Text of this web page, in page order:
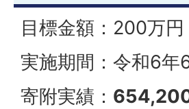
目標金額：200万円
実施期間：令和6
寄附実績： 654,200